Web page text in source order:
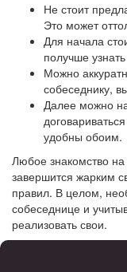
Не стоит
Это может
Для начала
получше
Можно
собеседнику,
Далее можно
удобны обоим.
Любое знакомство
завершится жарким
правил. В целом,
собеседнице и
реализовать свои.